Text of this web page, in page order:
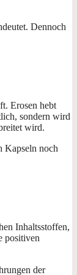
Dennoch
Erosen hebt
sondern wird
wird.
Kapseln noch
Inhaltsstoffen,
positiven
der